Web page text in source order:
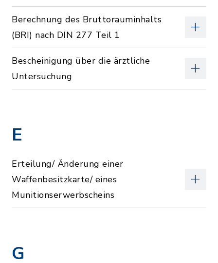
Berechnung des Bruttorauminhalts
(BRI) nach DIN 277 Teil 1
Bescheinigung über die ärztliche
Untersuchung
E
Erteilung/ Änderung einer
Waffenbesitzkarte/ eines
Munitionserwerbscheins
G